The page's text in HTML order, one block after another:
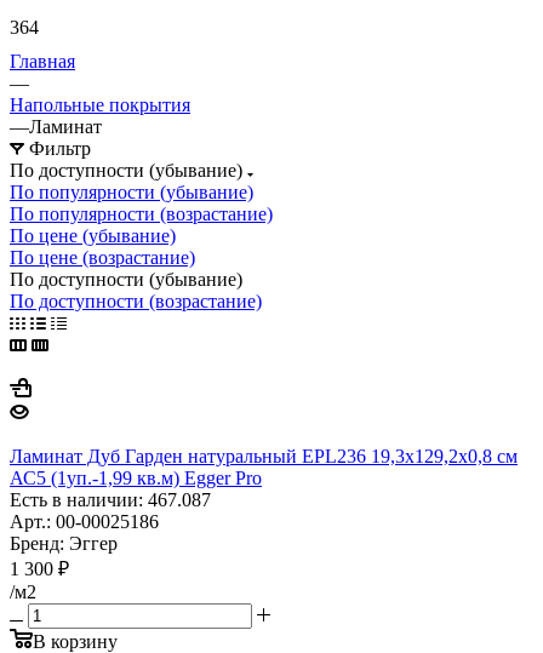
364
Главная
—
Напольные покрытия
—Ламинат
Фильтр
По доступности (убывание)
По популярности (убывание)
По популярности (возрастание)
По цене (убывание)
По цене (возрастание)
По доступности (убывание)
По доступности (возрастание)
Ламинат Дуб Гарден натуральный EPL236 19,3х129,2х0,8 см
АС5 (1уп.-1,99 кв.м) Egger Pro
Есть в наличии: 467.087
Арт.: 00-00025186
Бренд: Эггер
1 300 ₽
/м2
В корзину